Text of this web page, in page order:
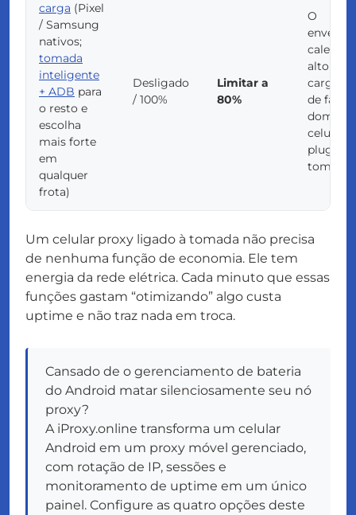
carga (Pixel
/ Samsung
nativos;
tomada
inteligente
+ ADB para
o resto e
escolha
mais forte
em
qualquer
frota)
Desligado
/ 100%
Limitar a
80%
O
alto
carga é
de falha
celulares
tomada
Um celular proxy ligado à tomada não precisa
de nenhuma função de economia. Ele tem
energia da rede elétrica. Cada minuto que essas
funções gastam “otimizando” algo custa
uptime e não traz nada em troca.
Cansado de o gerenciamento de bateria
do Android matar silenciosamente seu nó
proxy?
A iProxy.online transforma um celular
Android em um proxy móvel gerenciado,
com rotação de IP, sessões e
monitoramento de uptime em um único
painel. Configure as quatro opções deste